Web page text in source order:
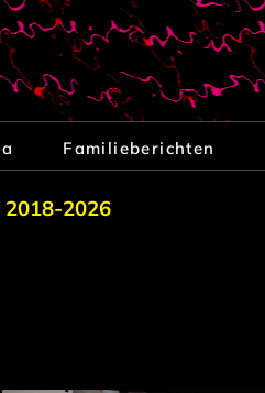
Familieberichten
2026